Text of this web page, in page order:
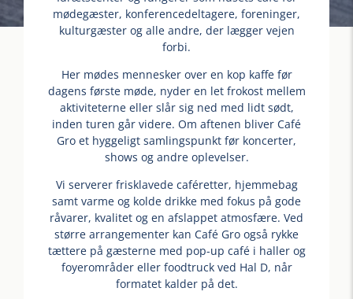
mødegæster, konferencedeltagere, foreninger,
kulturgæster og alle andre, der lægger vejen
forbi.
Her mødes mennesker over en kop kaffe før
dagens første møde, nyder en let frokost mellem
aktiviteterne eller slår sig ned med lidt sødt,
inden turen går videre. Om aftenen bliver Café
Gro et hyggeligt samlingspunkt før koncerter,
shows og andre oplevelser.
Vi serverer frisklavede caféretter, hjemmebag
samt varme og kolde drikke med fokus på gode
råvarer, kvalitet og en afslappet atmosfære. Ved
større arrangementer kan Café Gro også rykke
tættere på gæsterne med pop-up café i haller og
foyerområder eller foodtruck ved Hal D, når
formatet kalder på det.